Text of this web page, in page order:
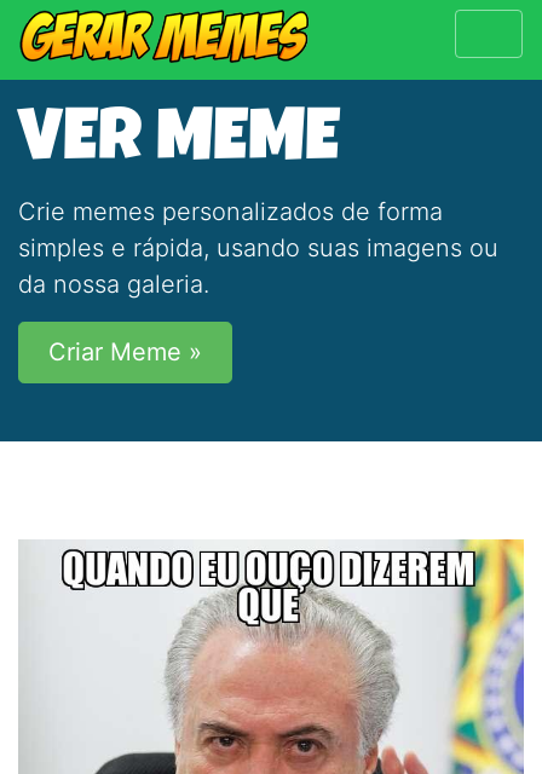
VER MEME
Crie memes personalizados de forma
simples e rápida, usando suas imagens ou
da nossa galeria.
Criar Meme »